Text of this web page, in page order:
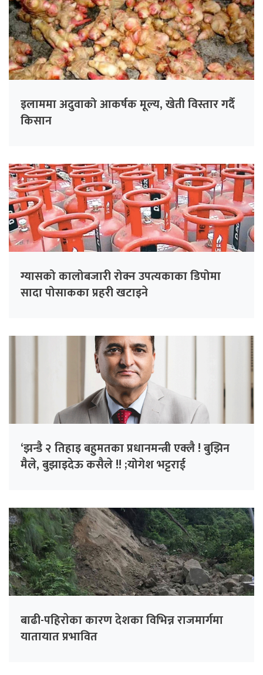
इलाममा अदुवाको आकर्षक मूल्य, खेती विस्तार गर्दै
किसान
ग्यासको कालोबजारी रोक्न उपत्यकाका डिपोमा
सादा पोसाकका प्रहरी खटाइने
‘झन्डै २ तिहाइ बहुमतका प्रधानमन्त्री एक्लै ! बुझिन
मैले, बुझाइदेऊ कसैले !! ;योगेश भट्टराई
बाढी-पहिराेका कारण देशका विभिन्न राजमार्गमा
यातायात प्रभावित